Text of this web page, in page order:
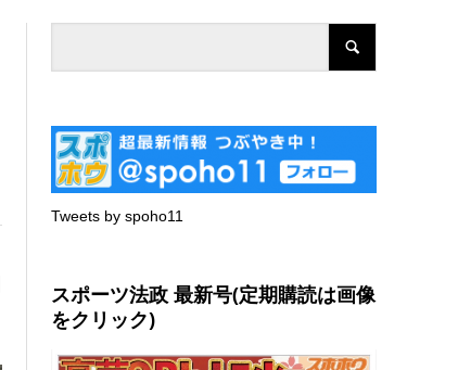
Tweets by spoho11
スポーツ法政 最新号(定期購読は画像
をクリック)